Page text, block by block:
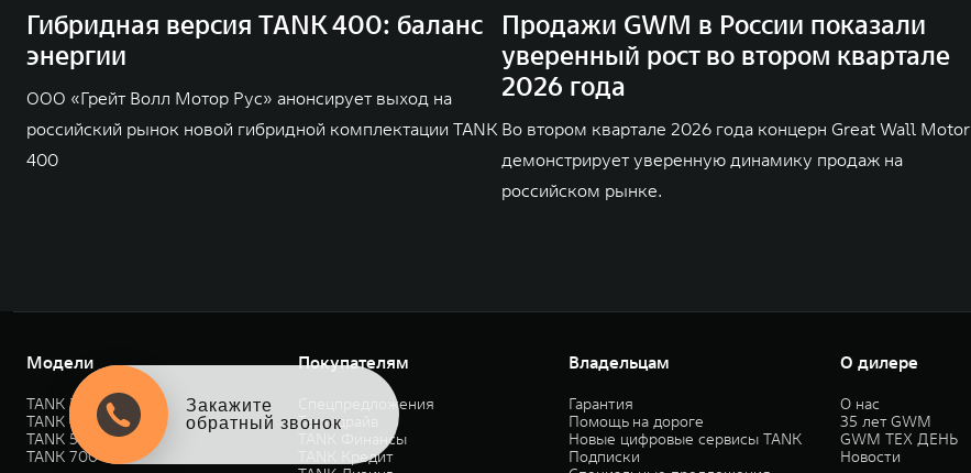
Гибридная версия TANK 400: баланс
энергии
ООО «Грейт Волл Мотор Рус» анонсирует выход на
российский рынок новой гибридной комплектации TANK
400
Продажи GWM в России показали
уверенный рост во втором квартале
2026 года
Во втором квартале 2026 года концерн Great Wall Motor
демонстрирует уверенную динамику продаж на
российском рынке.
Модели
TANK 300
TANK 400
TANK 500
TANK 700
Покупателям
Спецпредложения
Тест-драйв
TANK Финансы
TANK Кредит
Владельцам
Гарантия
Помощь на дороге
Новые цифровые сервисы TANK
Подписки
О дилере
О нас
35 лет GWM
GWM ТЕХ ДЕНЬ
Новости
Закажите
обратный звонок